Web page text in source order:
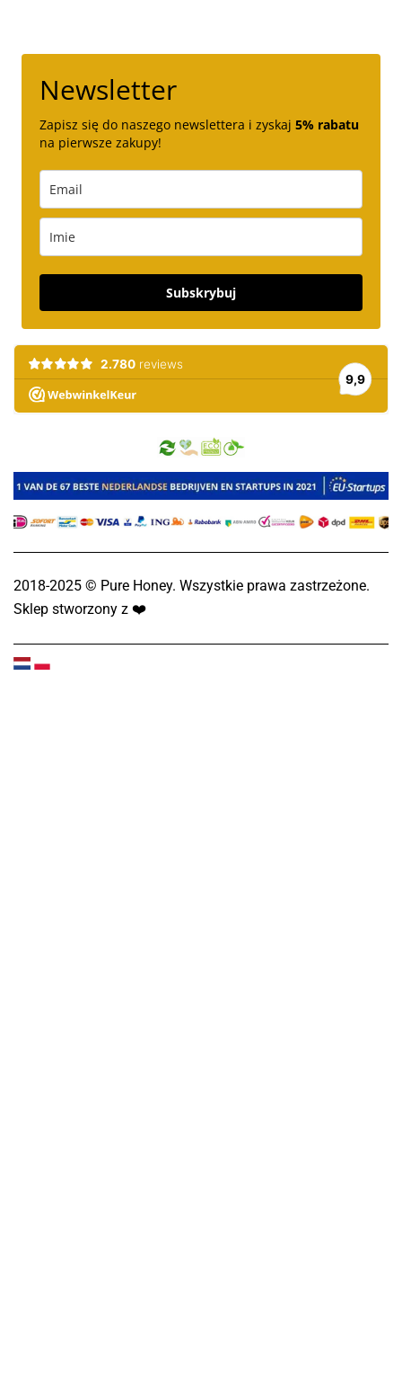
Newsletter
Zapisz się do naszego newslettera i zyskaj 5% rabatu
na pierwsze zakupy!
Subskrybuj
2018-2025 © Pure Honey. Wszystkie prawa zastrzeżone.
Sklep stworzony z ❤️